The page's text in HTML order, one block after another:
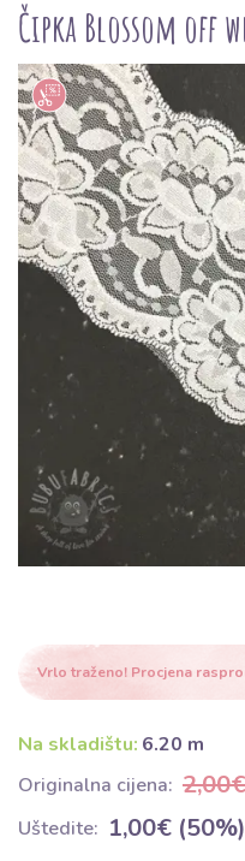
Čipka Blossom off
Vrlo traženo! Procjena
Na skladištu: 6.20 m
Originalna cijena: 2,00€
Uštedite: 1,00€ (50%)